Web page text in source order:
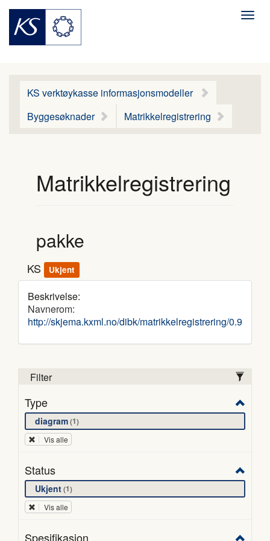
Meny
KS verktøykasse informasjonsmodeller
Byggesøknader
Matrikkelregistrering
Matrikkelregistrering
pakke
KS Ukjent
Beskrivelse:
Navnerom:
http://skjema.kxml.no/dibk/matrikkelregistrering/0.9
Filter
Type
diagram1
Vis alle
Status
Ukjent1
Vis alle
Spesifikasjon